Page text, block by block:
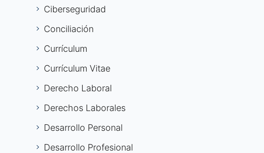
Ciberseguridad
Conciliación
Currículum
Currículum Vitae
Derecho Laboral
Derechos Laborales
Desarrollo Personal
Desarrollo Profesional